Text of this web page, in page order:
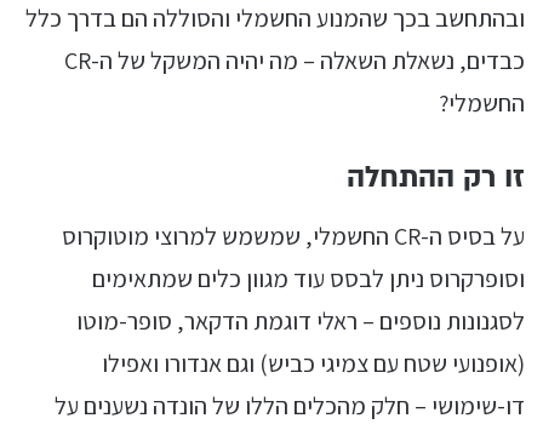
ובהתחשב בכך שהמנוע החשמלי והסוללה הם בדרך כלל
כבדים, נשאלת השאלה – מה יהיה המשקל של ה-CR
החשמלי?
זו רק ההתחלה
על בסיס ה-CR החשמלי, שמשמש למרוצי מוטוקרוס
וסופרקרוס ניתן לבסס עוד מגוון כלים שמתאימים
לסגנונות נוספים – ראלי דוגמת הדקאר, סופר-מוטו
(אופנועי שטח עם צמיגי כביש) וגם אנדורו ואפילו
דו-שימושי – חלק מהכלים הללו של הונדה נשענים על